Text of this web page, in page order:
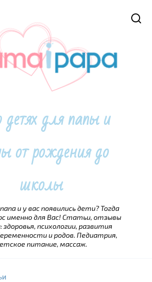
детях для папы и
от рождения до
школы
и у вас появились дети? Тогда
именно для Вас! Статьи, отзывы
психологии, развития
и родов. Педиатрия,
питание, массаж.